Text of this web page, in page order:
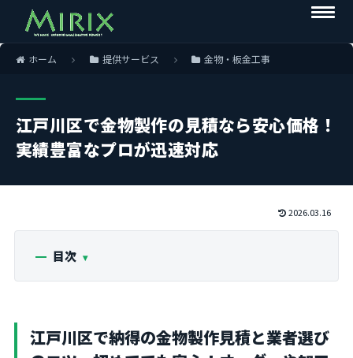
ホーム 提供サービス 金物・板金工事
江戸川区で金物製作の見積なら安心価格！
実績豊富なプロが迅速対応
2026.03.16
目次
江戸川区で納得の金物製作見積と業者選び